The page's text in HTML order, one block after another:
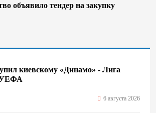
объявило тендер на закупку
киевскому «Динамо» - Лига
УЕФА
6 августа 2026